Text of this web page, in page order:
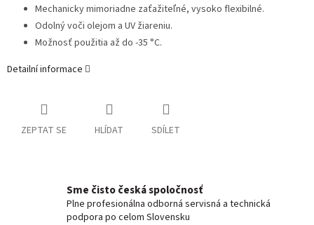
Mechanicky mimoriadne zaťažiteľné, vysoko flexibilné.
Odolný voči olejom a UV žiareniu.
Možnosť použitia až do -35 °C.
Detailní informace
ZEPTAT SE HLÍDAT SDÍLET
Sme čisto česká spoločnosť
Plne profesionálna odborná servisná a technická
podpora po celom Slovensku